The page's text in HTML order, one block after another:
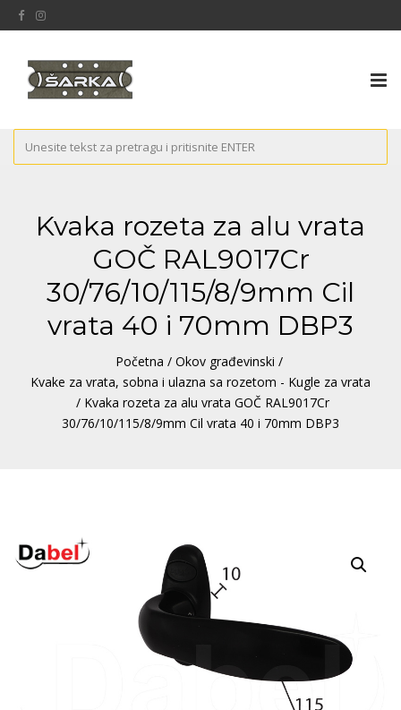
Kvaka rozeta za alu vrata
GOČ RAL9017Cr
30/76/10/115/8/9mm Cil
vrata 40 i 70mm DBP3
Početna / Okov građevinski /
Kvake za vrata, sobna i ulazna sa rozetom - Kugle za vrata
/ Kvaka rozeta za alu vrata GOČ RAL9017Cr
30/76/10/115/8/9mm Cil vrata 40 i 70mm DBP3